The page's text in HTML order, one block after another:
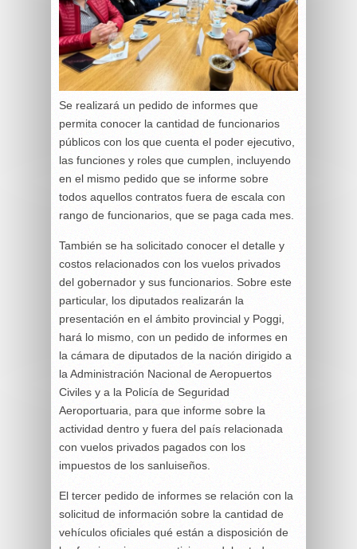
Se realizará un pedido de informes que
permita conocer la cantidad de funcionarios
públicos con los que cuenta el poder ejecutivo,
las funciones y roles que cumplen, incluyendo
en el mismo pedido que se informe sobre
todos aquellos contratos fuera de escala con
rango de funcionarios, que se paga cada mes.
También se ha solicitado conocer el detalle y
costos relacionados con los vuelos privados
del gobernador y sus funcionarios. Sobre este
particular, los diputados realizarán la
presentación en el ámbito provincial y Poggi,
hará lo mismo, con un pedido de informes en
la cámara de diputados de la nación dirigido a
la Administración Nacional de Aeropuertos
Civiles y a la Policía de Seguridad
Aeroportuaria, para que informe sobre la
actividad dentro y fuera del país relacionada
con vuelos privados pagados con los
impuestos de los sanluiseños.
El tercer pedido de informes se relación con la
solicitud de información sobre la cantidad de
vehículos oficiales qué están a disposición de